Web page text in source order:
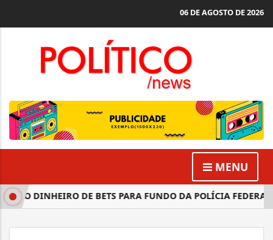
06 DE AGOSTO DE 2026
MENU
DINHEIRO DE BETS PARA FUNDO DA POLÍCIA FEDERAL